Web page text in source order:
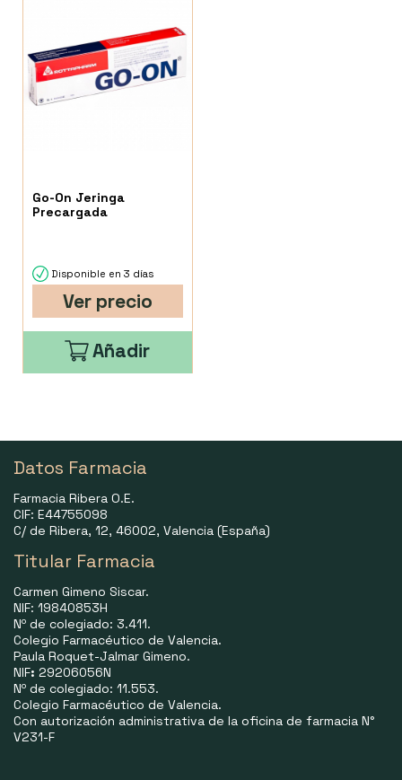
Go-On Jeringa
Precargada
Disponible en 3 días
Ver precio
Añadir
Datos Farmacia
Farmacia Ribera O.E.
CIF: E44755098
C/ de Ribera, 12, 46002, Valencia (España)
Titular Farmacia
Carmen Gimeno Siscar.
NIF: 19840853H
Nº de colegiado: 3.411.
Colegio Farmacéutico de Valencia.
Paula Roquet-Jalmar Gimeno.
NIF: 29206056N
Nº de colegiado: 11.553.
Colegio Farmacéutico de Valencia.
Con autorización administrativa de la oficina de farmacia N°
V231-F